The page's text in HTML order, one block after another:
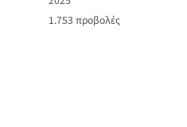
1.753 προβολές